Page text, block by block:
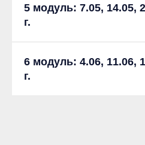
5 модуль: 7.05, 14.05,
г.
6 модуль: 4.06, 11.06,
г.